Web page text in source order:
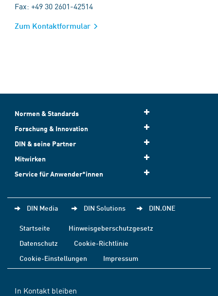
Fax: +49 30 2601-42514
Zum Kontaktformular
Normen & Standards
Forschung & Innovation
DIN & seine Partner
Mitwirken
Service für Anwender*innen
DIN Media DIN Solutions DIN.ONE
Startseite
Hinweisgeberschutzgesetz
Datenschutz
Cookie-Richtlinie
Cookie-Einstellungen
Impressum
In Kontakt bleiben